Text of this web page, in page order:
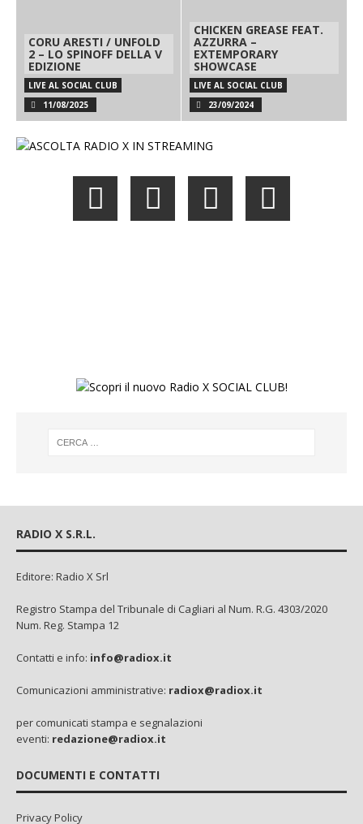
CORU ARESTI / UNFOLD
2 – LO SPINOFF DELLA V
EDIZIONE
LIVE AL SOCIAL CLUB
11/08/2025
CHICKEN GREASE FEAT.
AZZURRA –
EXTEMPORARY
SHOWCASE
LIVE AL SOCIAL CLUB
23/09/2024
RADIO X S.R.L.
Editore: Radio X Srl
Registro Stampa del Tribunale di Cagliari al Num. R.G. 4303/2020
Num. Reg. Stampa 12
Contatti e info: info@radiox.it
Comunicazioni amministrative: radiox@radiox.it
per comunicati stampa e segnalazioni
eventi: redazione@radiox.it
DOCUMENTI E CONTATTI
Privacy Policy